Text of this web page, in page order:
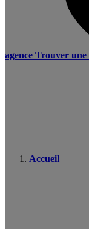
agence Trouver une
Accueil